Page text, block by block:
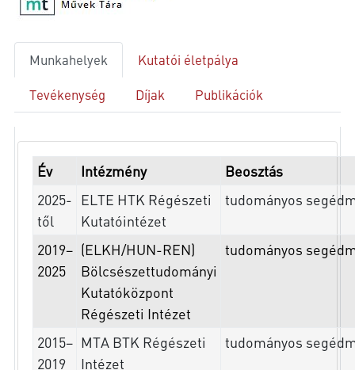
Munkahelyek
Kutatói életpálya
Tevékenység
Díjak Publikációk
Év Intézmény
Beosztás
2025-
től
ELTE HTK Régészeti
Kutatóintézet
tudományos
2019–
2025
(ELKH/HUN-REN)
Bölcsészettudományi
Kutatóközpont
Régészeti Intézet
tudományos
2015–
2019
MTA BTK Régészeti
Intézet
tudományos